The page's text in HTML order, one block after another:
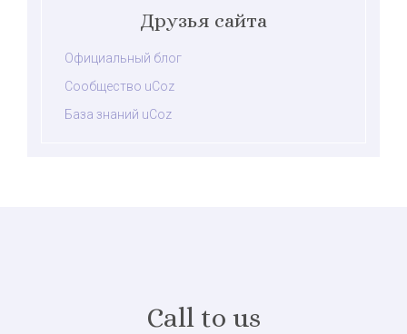
Друзья сайта
Официальный блог
Сообщество uCoz
База знаний uCoz
Call to us